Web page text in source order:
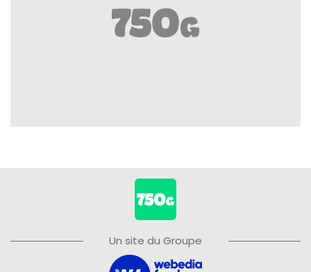
Un site du Groupe